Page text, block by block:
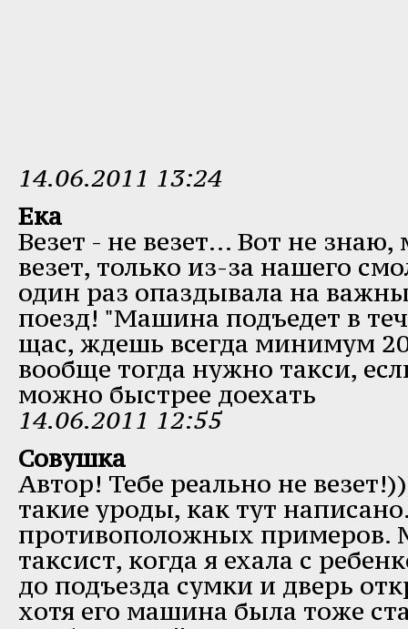
14.06.2011 13:24
Ека
Везет - не везет... Вот не
везет, только из-за нашего
один раз опаздывала на
поезд! "Машина подъедет в
щас, ждешь всегда минимум
вообще тогда нужно такси,
можно быстрее доехать
14.06.2011 12:55
Совушка
Автор! Тебе реально не
такие уроды, как тут
противоположных примеров.
таксист, когда я ехала с
до подъезда сумки и дверь
хотя его машина была тоже